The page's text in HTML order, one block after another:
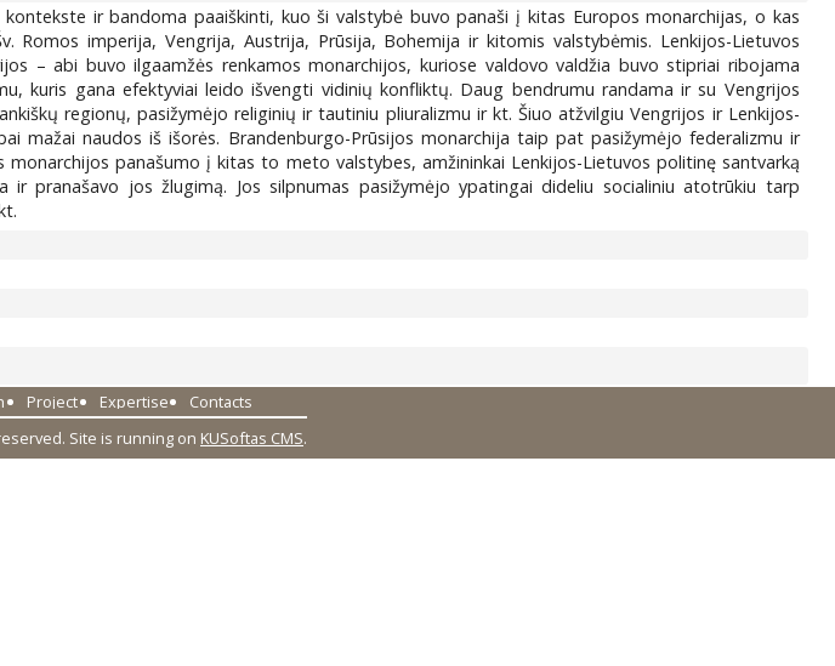
ir bandoma paaiškinti, kuo ši valstybė buvo panaši į kitas Europos monarchijas, o kas
Romos imperija, Vengrija, Austrija, Prūsija, Bohemija ir kitomis valstybėmis. Lenkijos-Lietuvos
– abi buvo ilgaamžės renkamos monarchijos, kuriose valdovo valdžia buvo stipriai ribojama
kuris gana efektyviai leido išvengti vidinių konfliktų. Daug bendrumu randama ir su Vengrijos
regionų, pasižymėjo religinių ir tautiniu pliuralizmu ir kt. Šiuo atžvilgiu Vengrijos ir Lenkijos-
mažai naudos iš išorės. Brandenburgo-Prūsijos monarchija taip pat pasižymėjo federalizmu ir
panašumo į kitas to meto valstybes, amžininkai Lenkijos-Lietuvos politinę santvarką
pranašavo jos žlugimą. Jos silpnumas pasižymėjo ypatingai dideliu socialiniu atotrūkiu tarp
Project Expertise
Contacts
Site is running on KUSoftas CMS.